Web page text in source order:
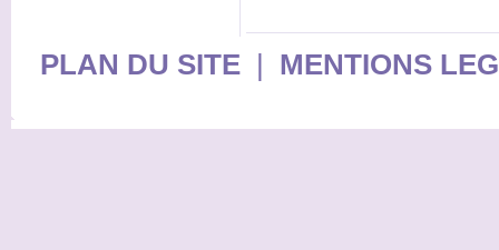
PLAN DU SITE| MENTIONS